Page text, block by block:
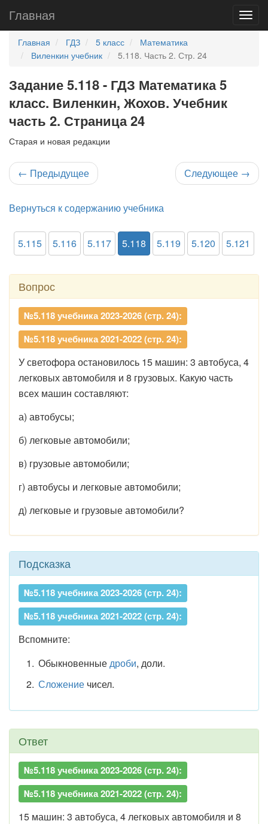
Главная
Главная ГДЗ 5 класс
Математика
Виленкин учебник
5.118. Часть 2. Стр. 24
Задание 5.118 - ГДЗ Математика 5
класс. Виленкин, Жохов. Учебник
часть 2. Страница 24
Старая и новая редакции
← Предыдущее Следующее →
Вернуться к содержанию учебника
5.115 5.116 5.117 5.118 5.119 5.120 5.121
Вопрос
№5.118 учебника 2023-2026 (стр. 24):
№5.118 учебника 2021-2022 (стр. 24):
У светофора остановилось 15 машин: 3 автобуса, 4
легковых автомобиля и 8 грузовых. Какую часть
всех машин составляют:
а) автобусы;
б) легковые автомобили;
в) грузовые автомобили;
г) автобусы и легковые автомобили;
д) легковые и грузовые автомобили?
Подсказка
№5.118 учебника 2023-2026 (стр. 24):
№5.118 учебника 2021-2022 (стр. 24):
Вспомните:
Обыкновенныедроби, доли.
Сложениечисел.
Ответ
№5.118 учебника 2023-2026 (стр. 24):
№5.118 учебника 2021-2022 (стр. 24):
15 машин: 3 автобуса, 4 легковых автомобиля и 8